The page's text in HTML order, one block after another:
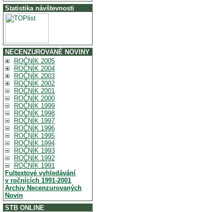
Statistika návštevnosti
NECENZUROVANÉ NOVINY
ROČNÍK 2005
ROČNÍK 2004
ROČNÍK 2003
ROČNÍK 2002
ROČNÍK 2001
ROČNÍK 2000
ROČNÍK 1999
ROČNÍK 1998
ROČNÍK 1997
ROČNÍK 1996
ROČNÍK 1995
ROČNÍK 1994
ROČNÍK 1993
ROČNÍK 1992
ROČNÍK 1991
Fultextové vyhledávání
v ročnících 1991-2001
Archiv Necenzurovaných
Novin
STB ONLINE